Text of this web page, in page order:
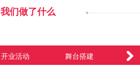
我们做了什么
开业活动 舞台搭建